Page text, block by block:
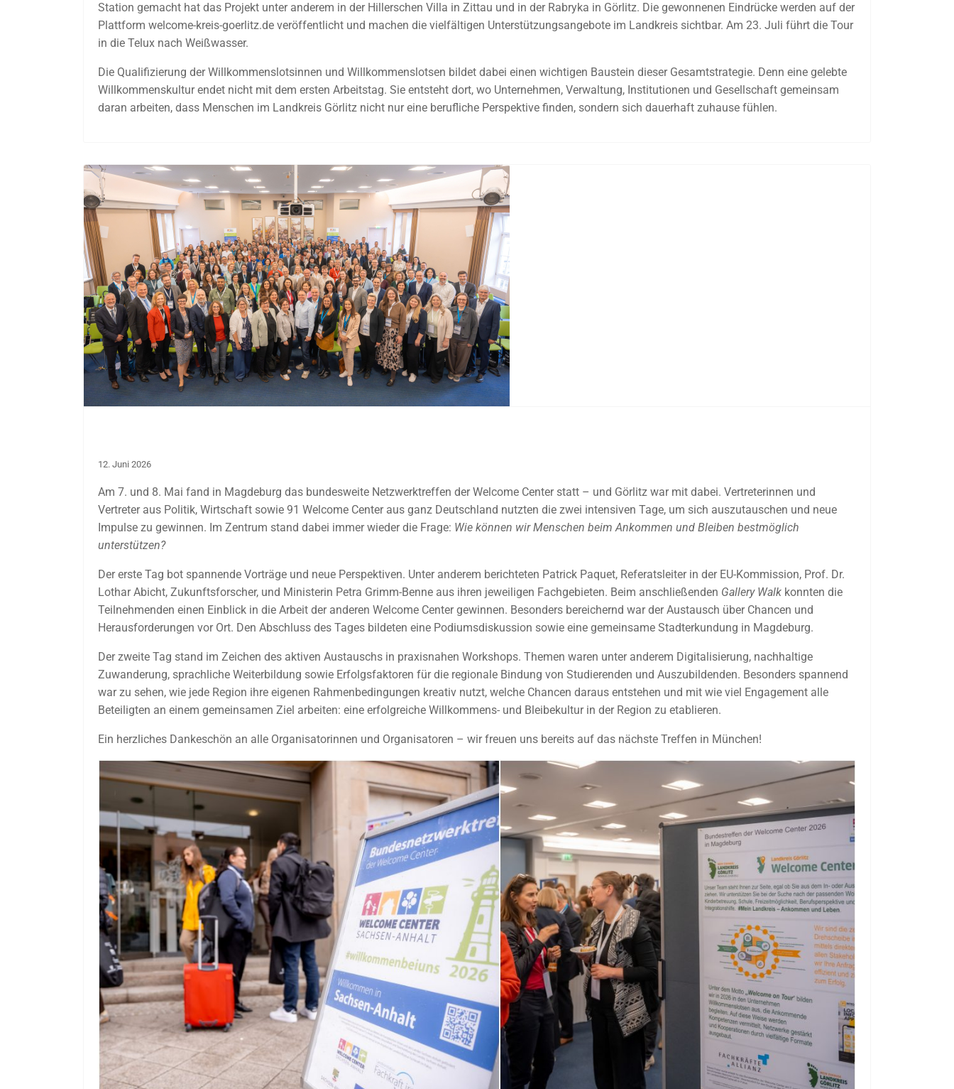
Station gemacht hat das Projekt unter anderem in der Hillerschen Villa in Zittau und in der Rabryka in Görlitz. Die gewonnenen Eindrücke werden auf der
Plattform welcome-kreis-goerlitz.de veröffentlicht und machen die vielfältigen Unterstützungsangebote im Landkreis sichtbar. Am 23. Juli führt die Tour
in die Telux nach Weißwasser.
Die Qualifizierung der Willkommenslotsinnen und Willkommenslotsen bildet dabei einen wichtigen Baustein dieser Gesamtstrategie. Denn eine gelebte
Willkommenskultur endet nicht mit dem ersten Arbeitstag. Sie entsteht dort, wo Unternehmen, Verwaltung, Institutionen und Gesellschaft gemeinsam
daran arbeiten, dass Menschen im Landkreis Görlitz nicht nur eine berufliche Perspektive finden, sondern sich dauerhaft zuhause fühlen.
12. Juni 2026
Am 7. und 8. Mai fand in Magdeburg das bundesweite Netzwerktreffen der Welcome Center statt – und Görlitz war mit dabei. Vertreterinnen und
Vertreter aus Politik, Wirtschaft sowie 91 Welcome Center aus ganz Deutschland nutzten die zwei intensiven Tage, um sich auszutauschen und neue
Impulse zu gewinnen. Im Zentrum stand dabei immer wieder die Frage: Wie können wir Menschen beim Ankommen und Bleiben bestmöglich
unterstützen?
Der erste Tag bot spannende Vorträge und neue Perspektiven. Unter anderem berichteten Patrick Paquet, Referatsleiter in der EU-Kommission, Prof. Dr.
Lothar Abicht, Zukunftsforscher, und Ministerin Petra Grimm-Benne aus ihren jeweiligen Fachgebieten. Beim anschließenden Gallery Walk konnten die
Teilnehmenden einen Einblick in die Arbeit der anderen Welcome Center gewinnen. Besonders bereichernd war der Austausch über Chancen und
Herausforderungen vor Ort. Den Abschluss des Tages bildeten eine Podiumsdiskussion sowie eine gemeinsame Stadterkundung in Magdeburg.
Der zweite Tag stand im Zeichen des aktiven Austauschs in praxisnahen Workshops. Themen waren unter anderem Digitalisierung, nachhaltige
Zuwanderung, sprachliche Weiterbildung sowie Erfolgsfaktoren für die regionale Bindung von Studierenden und Auszubildenden. Besonders spannend
war zu sehen, wie jede Region ihre eigenen Rahmenbedingungen kreativ nutzt, welche Chancen daraus entstehen und mit wie viel Engagement alle
Beteiligten an einem gemeinsamen Ziel arbeiten: eine erfolgreiche Willkommens- und Bleibekultur in der Region zu etablieren.
Ein herzliches Dankeschön an alle Organisatorinnen und Organisatoren – wir freuen uns bereits auf das nächste Treffen in München!